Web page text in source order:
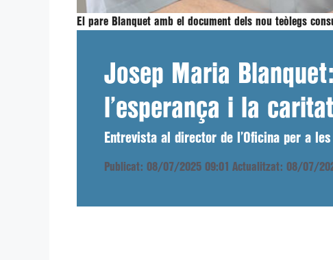
El pare Blanquet amb el document dels nou teòlegs
Josep Maria
l’esperança i la
Entrevista al director de l’Oficina per a
Publicat: 08/07/2025 09:01 Actualitzat: 08/07/